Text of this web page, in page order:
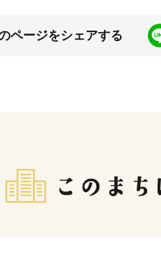
ページをシェアする